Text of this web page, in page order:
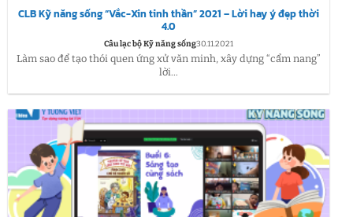
CLB Kỹ năng sống “Vắc-Xin tinh thần” 2021 – Lời hay ý đẹp thời
4.0
Câu lạc bộ Kỹ năng sống30.11.2021
Làm sao để tạo thói quen ứng xử văn minh, xây dựng “cẩm nang”
lời...